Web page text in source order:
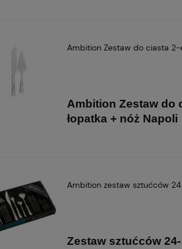
Ambition Zestaw do ciasta
Ambition Zestaw do
łopatka + nóż Napoli
Ambition zestaw sztućców 24
Zestaw sztućców 24-